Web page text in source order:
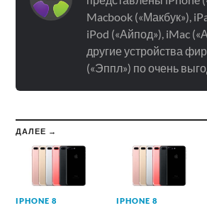
Macbook («Макбук»),
iPod («Айпод»), iMac
другие устройства
(«Эппл») по очень
ДАЛЕЕ →
IPHONE 8 IPHONE 8